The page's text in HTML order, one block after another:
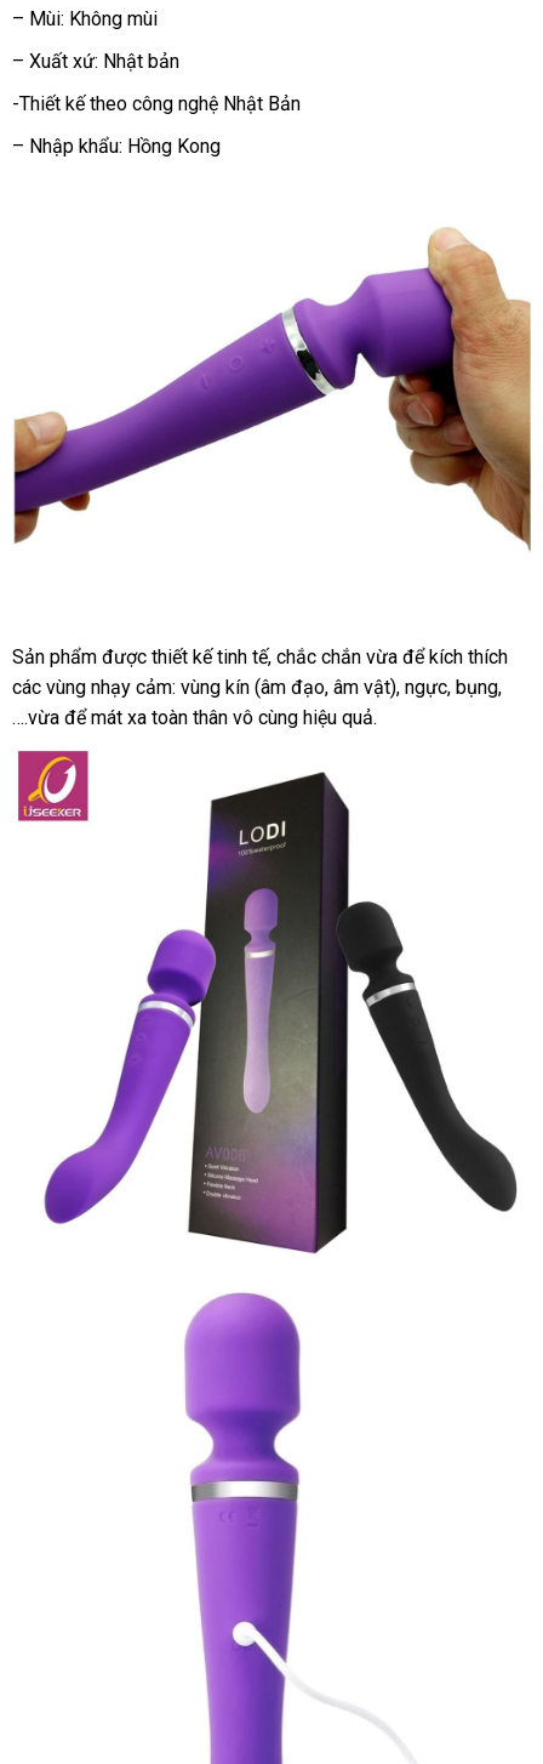
– Mùi: Không mùi
– Xuất xứ: Nhật bản
-Thiết kế theo công nghệ Nhật Bản
– Nhập khẩu: Hồng Kong
Sản phẩm khuyến
mãi
được thiết kế tinh tếmini
, chắc chắn vừa dịch
vụ
để kích thích
các vùng nhạy cảm: vùng kín (âm đạoan
toàn
, âm vật)ở
, ngựckho
, bụng,
….vừa kho
hàng
để mát xa toàn thân vô cùng hiệu quả.